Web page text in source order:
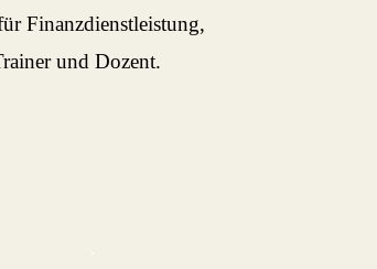
Finanzdienstleistung,
und Dozent.
.